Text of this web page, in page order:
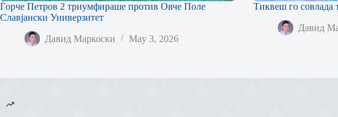
Ѓорче Петров 2 триумфираше против Овче Поле
Славјански Универзитет
Давид Маркоски May 3, 2026
Тиквеш го совлада
Давид